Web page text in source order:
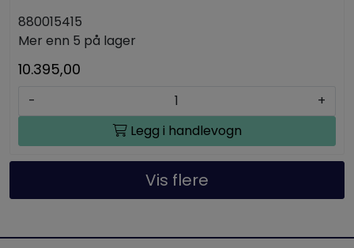
880015415
Mer enn 5 på lager
10.395,00
-
+
Legg i handlevogn
Vis flere